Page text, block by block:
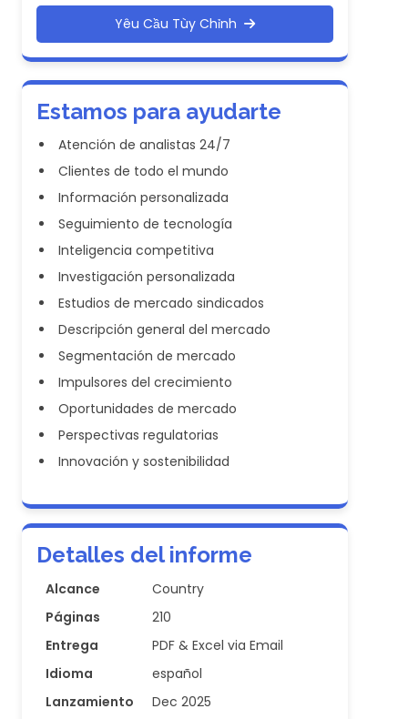
Yêu Cầu Tùy Chỉnh
Estamos para ayudarte
Atención de analistas 24/7
Clientes de todo el mundo
Información personalizada
Seguimiento de tecnología
Inteligencia competitiva
Investigación personalizada
Estudios de mercado sindicados
Descripción general del mercado
Segmentación de mercado
Impulsores del crecimiento
Oportunidades de mercado
Perspectivas regulatorias
Innovación y sostenibilidad
Detalles del informe
Alcance
Country
Páginas
210
Entrega
PDF & Excel via Email
Idioma
español
Lanzamiento
Dec 2025